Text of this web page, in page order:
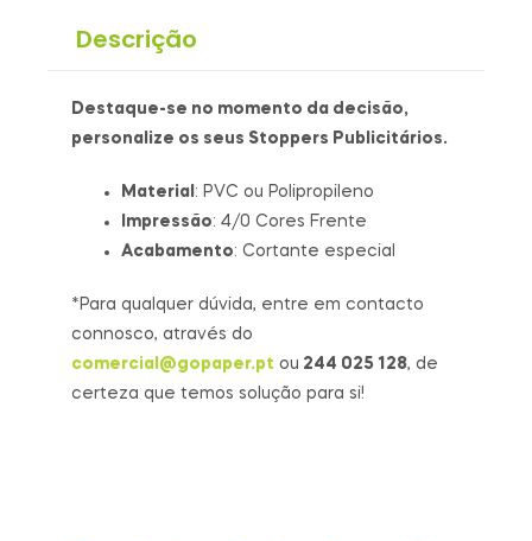
Descrição
Destaque-se no momento da decisão,
personalize os seus Stoppers Publicitários.
Material : PVC ou Polipropileno
Impressão: 4/0 Cores Frente
Acabamento: Cortante especial
*Para qualquer dúvida, entre em contacto
connosco, através do
comercial@gopaper.pt ou 244 025 128, de
certeza que temos solução para si!